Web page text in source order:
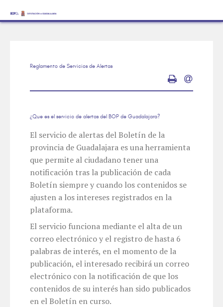
Reglamento de Servicios de Alertas
¿Que es el servicio de alertas del BOP de Guadalajara?
El servicio de alertas del Boletín de la
provincia de Guadalajara es una herramienta
que permite al ciudadano tener una
notificación tras la publicación de cada
Boletín siempre y cuando los contenidos se
ajusten a los intereses registrados en la
plataforma.
El servicio funciona mediante el alta de un
correo electrónico y el registro de hasta 6
palabras de interés, en el momento de la
publicación, el interesado recibirá un correo
electrónico con la notificación de que los
contenidos de su interés han sido publicados
en el Boletín en curso.